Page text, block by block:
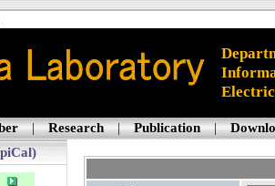
|Research|Publication|